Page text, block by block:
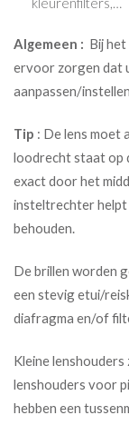
Algemeen : Bij
ervoor zorgen dat
aanpassen/
Tip : De lens moet
loodrecht staat op
exact door het
insteltrechter helpt
behouden.
De brillen worden
een stevig etui/
diafragma en/of
Kleine
lenshouders voor
hebben een